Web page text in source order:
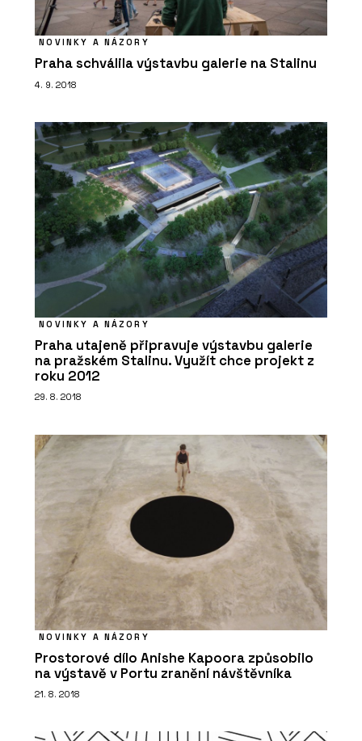
PRODUKTY
Fragranitový dřez Maris - Franke
O FIRMĚ
Franke
Komínový odsavač par Maris Modular
NOVINKY A NÁZORY
Praha schválila výstavbu galerie na Stalinu
4. 9. 2018
NOVINKY A NÁZORY
Praha utajeně připravuje výstavbu galerie
na pražském Stalinu. Využít chce projekt z
roku 2012
29. 8. 2018
NOVINKY A NÁZORY
Prostorové dílo Anishe Kapoora způsobilo
na výstavě v Portu zranění návštěvníka
21. 8. 2018